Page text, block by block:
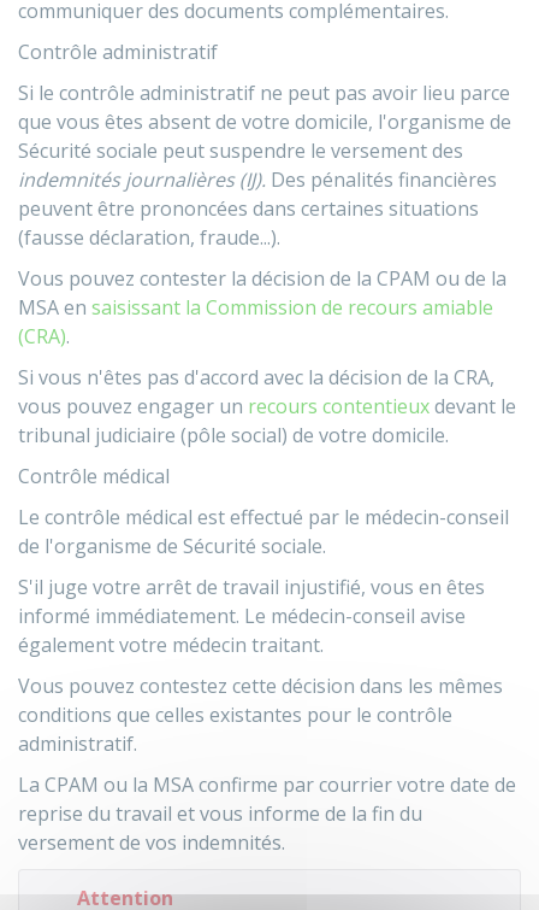
communiquer des documents complémentaires.
Contrôle administratif
Si le contrôle administratif ne peut pas avoir lieu parce
que vous êtes absent de votre domicile, l'organisme de
Sécurité sociale peut suspendre le versement des
indemnités journalières (IJ). Des pénalités financières
peuvent être prononcées dans certaines situations
(fausse déclaration, fraude...).
Vous pouvez contester la décision de la CPAM ou de la
MSA en saisissant la Commission de recours amiable
(CRA).
Si vous n'êtes pas d'accord avec la décision de la CRA,
vous pouvez engager un recours contentieuxdevant le
tribunal judiciaire (pôle social) de votre domicile.
Contrôle médical
Le contrôle médical est effectué par le médecin-conseil
de l'organisme de Sécurité sociale.
S'il juge votre arrêt de travail injustifié, vous en êtes
informé immédiatement. Le médecin-conseil avise
également votre médecin traitant.
Vous pouvez contestez cette décision dans les mêmes
conditions que celles existantes pour le contrôle
administratif.
La CPAM ou la MSA confirme par courrier votre date de
reprise du travail et vous informe de la fin du
versement de vos indemnités.
Attention